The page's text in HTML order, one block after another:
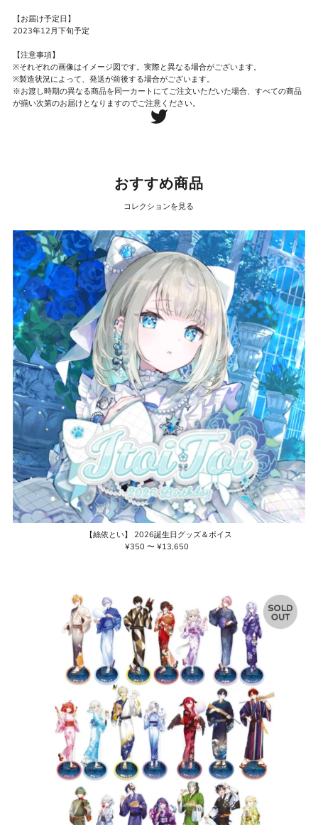
【お届け予定日】
2023年12月下旬予定
【注意事項】
※それぞれの画像はイメージ図です。実際と異なる場合がございます。
※製造状況によって、発送が前後する場合がございます。
※お渡し時期の異なる商品を同一カートにてご注文いただいた場合、すべての商品
が揃い次第のお届けとなりますのでご注意ください。
おすすめ商品
コレクションを見る
【絲依とい】 2026誕生日グッズ＆ボイス
通
¥350 〜 ¥13,650